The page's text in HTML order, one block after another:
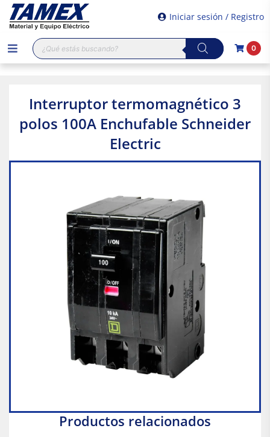
Iniciar sesión / Registro
Búsqueda
de
productos
0
Interruptor termomagnético 3
polos 100A Enchufable Schneider
Electric
Productos relacionados